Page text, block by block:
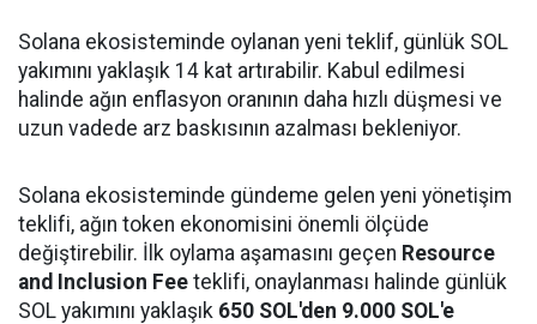
Solana ekosisteminde oylanan yeni teklif, günlük SOL
yakımını yaklaşık 14 kat artırabilir. Kabul edilmesi
halinde ağın enflasyon oranının daha hızlı düşmesi ve
uzun vadede arz baskısının azalması bekleniyor.
Solana ekosisteminde gündeme gelen yeni yönetişim
teklifi, ağın token ekonomisini önemli ölçüde
değiştirebilir. İlk oylama aşamasını geçen Resource
and Inclusion Fee teklifi, onaylanması halinde günlük
SOL yakımını yaklaşık 650 SOL'den 9.000 SOL'e